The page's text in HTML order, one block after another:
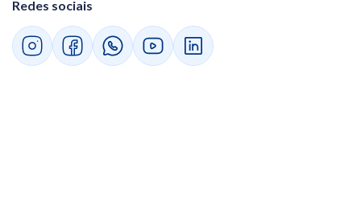
Redes sociais